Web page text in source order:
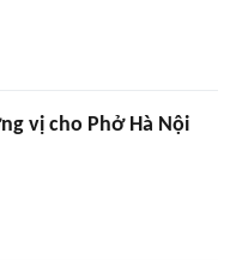
vị cho Phở Hà Nội